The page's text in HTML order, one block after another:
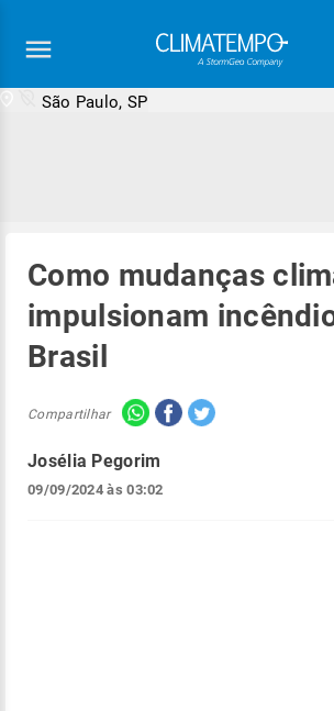
São Paulo, SP
Como mudanças
impulsionam
Brasil
Compartilhar
Josélia Pegorim
09/09/2024 às 03:02